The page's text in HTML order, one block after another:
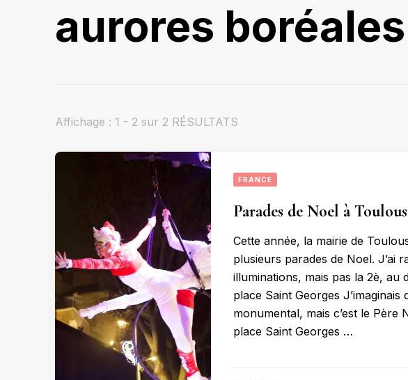
aurores boréales
Affichage : 1 - 2 sur 2 RÉSULTATS
FRANCE
Parades de Noel à
Cette année, la mairie de
plusieurs parades de Noel. J’ai
illuminations, mais pas la 2è, au
place Saint Georges
monumental, mais c’est le Père
place Saint Georges …